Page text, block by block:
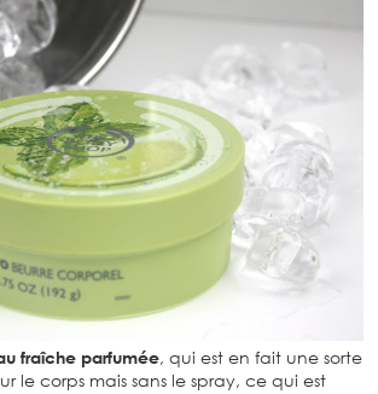
fraîche parfumée, qui est en fait une sorte
le corps mais sans le spray, ce qui est